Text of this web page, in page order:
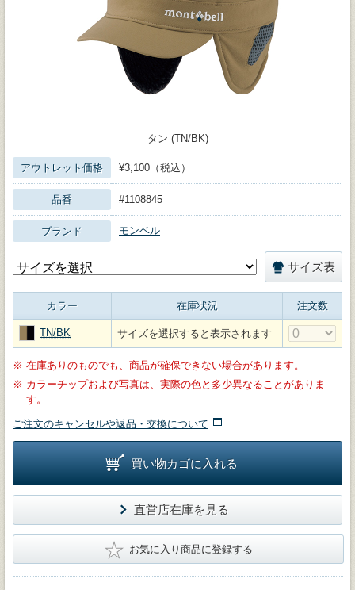
タン (TN/BK)
アウトレット価格 ¥3,100（税込）
品番 #1108845
ブランド モンベル
サイズ表
カラー 在庫状況 注文数
TN/BK サイズを選択すると表示されます
※ 在庫ありのものでも、商品が確保できない場合があります。
※ カラーチップおよび写真は、実際の色と多少異なることがありま
す。
ご注文のキャンセルや返品・交換について
買い物カゴに入れる
直営店在庫を見る
★ お気に入り商品に登録する